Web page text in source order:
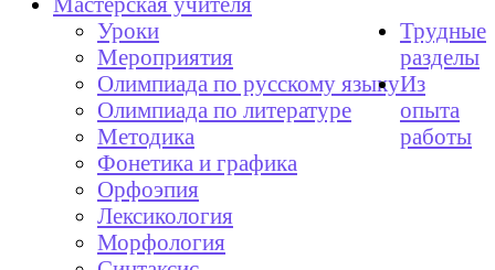
Уроки
Мероприятия
Олимпиада по русскому языку
Олимпиада по литературе
Методика
Трудные
разделы
Фонетика и графика
Орфоэпия
Лексикология
Морфология
Из
опыта
работы